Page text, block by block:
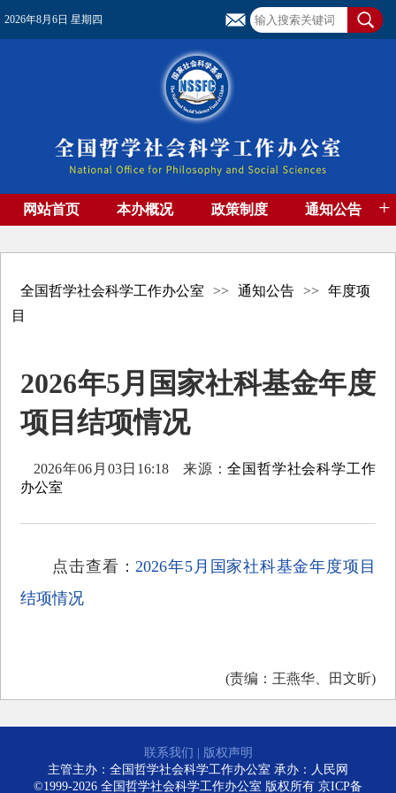
2026年8月6日 星期四
网站首页 本办概况 政策制度 通知公告 +
全国哲学社会科学工作办公室 >> 通知公告 >>
年度项
目
2026年5月国家社科基金年度
项目结项情况
2026年06月03日16:18 来源：全国哲学社会科学工作
办公室
点击查看： 2026年5月国家社科基金年度项目
结项情况
(责编：王燕华、田文昕)
联系我们
版权声明
主管主办：全国哲学社会科学工作办公室 承办：人民网
©1999-2026 全国哲学社会科学工作办公室 版权所有 京ICP备